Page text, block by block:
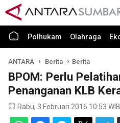
Polhukam Olahraga
ANTARA Berita Berita
BPOM: Perlu
Penanganan KLB
Rabu, 3 Februari 2016 10:53 WIB